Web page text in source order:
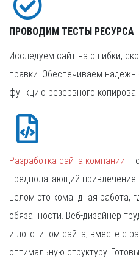
ПРОВОДИМ ТЕСТЫ РЕСУРСА
Исследуем сайт на ошибки,
правки. Обеспечиваем
функцию резервного
Разработка сайта компании –
предполагающий привлечение
целом это командная работа,
обязанности. Веб-дизайнер
и логотипом сайта, вместе с
оптимальную структуру.